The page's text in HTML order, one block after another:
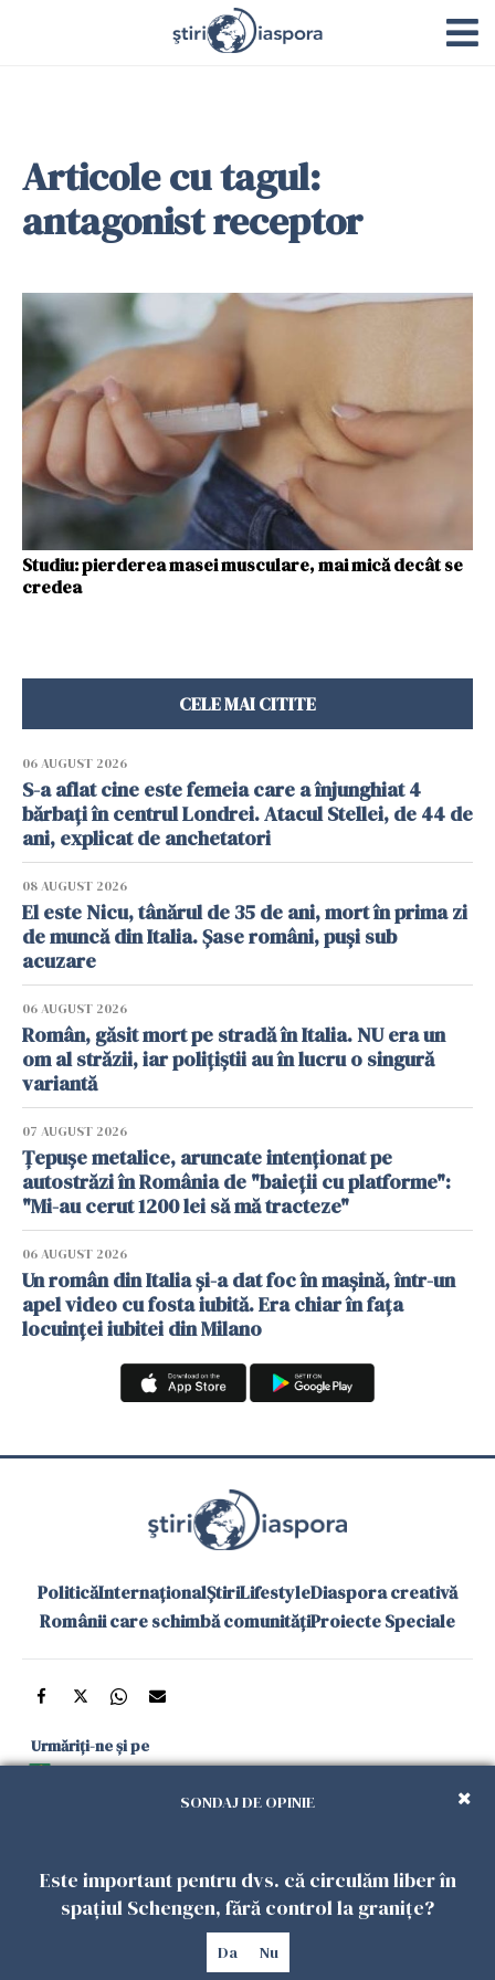
Articole cu tagul:
antagonist receptor
Studiu: pierderea masei musculare, mai mică decât se
credea
CELE MAI CITITE
06 AUGUST 2026
S-a aflat cine este femeia care a înjunghiat 4
bărbați în centrul Londrei. Atacul Stellei, de 44 de
ani, explicat de anchetatori
08 AUGUST 2026
El este Nicu, tânărul de 35 de ani, mort în prima zi
de muncă din Italia. Șase români, puși sub
acuzare
06 AUGUST 2026
Român, găsit mort pe stradă în Italia. NU era un
om al străzii, iar polițiștii au în lucru o singură
variantă
07 AUGUST 2026
Țepușe metalice, aruncate intenționat pe
autostrăzi în România de "baieții cu platforme":
"Mi-au cerut 1200 lei să mă tracteze"
06 AUGUST 2026
Un român din Italia și-a dat foc în mașină, într-un
apel video cu fosta iubită. Era chiar în fața
locuinței iubitei din Milano
PoliticăInternaționalȘtiriLifestyleDiaspora creativă
Românii care schimbă comunitățiProiecte Speciale
Urmăriți-ne și pe
și în aplicațiile mobile
Politica de
confidențialitate
Politica
Cookies
Gestionați
Contact
Declarație de
accesibilitate
Copyright 2026. Toate drepturile rezervate.
SONDAJ DE OPINIE
Este important pentru dvs. că circulăm liber în
spațiul Schengen, fără control la granițe?
Da Nu